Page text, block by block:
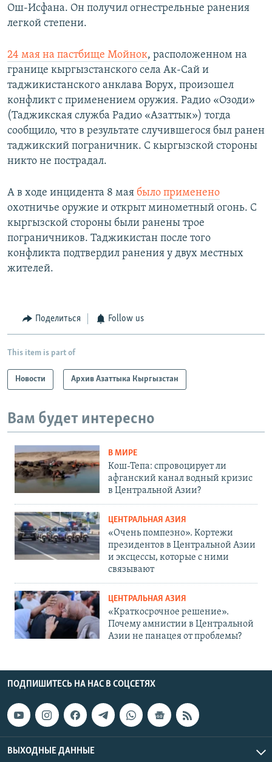
Ош-Исфана. Он получил огнестрельные ранения
легкой степени.
24 мая на пастбище Мойнок, расположенном на
границе кыргызстанского села Ак-Сай и
таджикистанского анклава Ворух, произошел
конфликт с применением оружия. Радио «Озоди»
(Таджикская служба Радио «Азаттык») тогда
сообщило, что в результате случившегося был ранен
таджикский пограничник. С кыргызской стороны
никто не пострадал.
А в ходе инцидента 8 мая было применено
охотничье оружие и открыт минометный огонь. С
кыргызской стороны были ранены трое
пограничников. Таджикистан после того
конфликта подтвердил ранения у двух местных
жителей.
Поделиться Follow us
This item is part of
Новости Архив Азаттыка Кыргызстан
Вам будет интересно
В МИРЕ
Кош-Тепа: спровоцирует ли
афганский канал водный кризис
в Центральной Азии?
ЦЕНТРАЛЬНАЯ АЗИЯ
«Очень помпезно». Кортежи
президентов в Центральной Азии
и эксцессы, которые с ними
связывают
ЦЕНТРАЛЬНАЯ АЗИЯ
«Краткосрочное решение».
Почему амнистии в Центральной
Азии не панацея от проблемы?
ПОДПИШИТЕСЬ НА НАС В СОЦСЕТЯХ
ВЫХОДНЫЕ ДАННЫЕ